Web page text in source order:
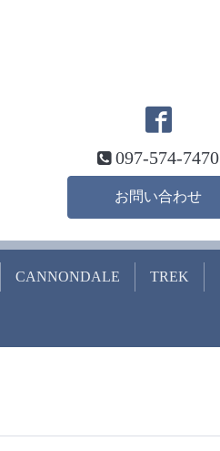
097-574-7470
お問い合わせ
CANNONDALE TREK